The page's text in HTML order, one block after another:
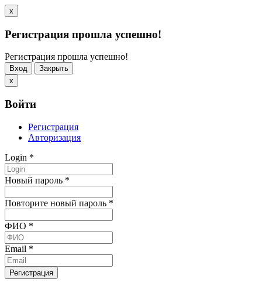
x
Регистрация прошла успешно!
Регистрация прошла успешно!
Вход
Закрыть
x
Войти
Регистрация
Авторизация
Login *
Новый пароль *
Повторите новый пароль *
ФИО *
Email *